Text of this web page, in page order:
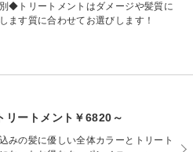
◆トリートメントはダメージや髪質に
ます質に合わせてお選びします！
リートメント￥6820～
みの髪に優しい全体カラーとトリート